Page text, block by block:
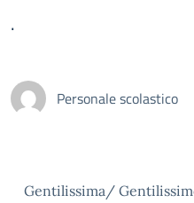
.
Personale scolastico
Gentilissima/